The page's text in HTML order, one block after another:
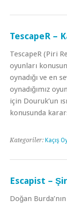
TescapeR –
TescapeR (Piri
oyunları
oynadığı ve en
oynadığımız
için Douruk’un
konusunda
Kategoriler: Kaçış
Escapist –
Doğan